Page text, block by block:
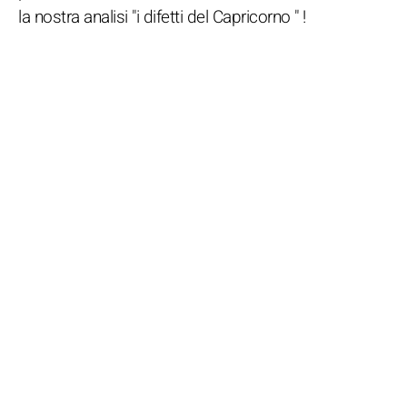
la nostra analisi "i difetti del Capricorno " !